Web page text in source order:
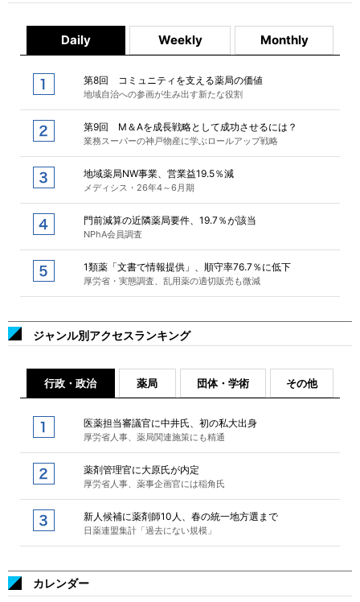
Daily Weekly Monthly
第8回 コミュニティを支える薬局の価値
地域自治への参画が生み出す新たな役割
第9回 M＆Aを成長戦略として成功させるには？
業務スーパーの神戸物産に学ぶロールアップ戦略
地域薬局NW事業、営業益19.5％減
メディシス・26年4～6月期
門前減算の近隣薬局要件、19.7％が該当
NPhA会員調査
1類薬「文書で情報提供」、順守率76.7％に低下
厚労省・実態調査、乱用薬の適切販売も微減
ジャンル別アクセスランキング
行政・政治 薬局 団体・学術 その他
医薬担当審議官に中井氏、初の私大出身
厚労省人事、薬局関連施策にも精通
薬剤管理官に大原氏が内定
厚労省人事、薬事企画官には稲角氏
新人候補に薬剤師10人、春の統一地方選まで
日薬連盟集計「過去にない規模」
カレンダー